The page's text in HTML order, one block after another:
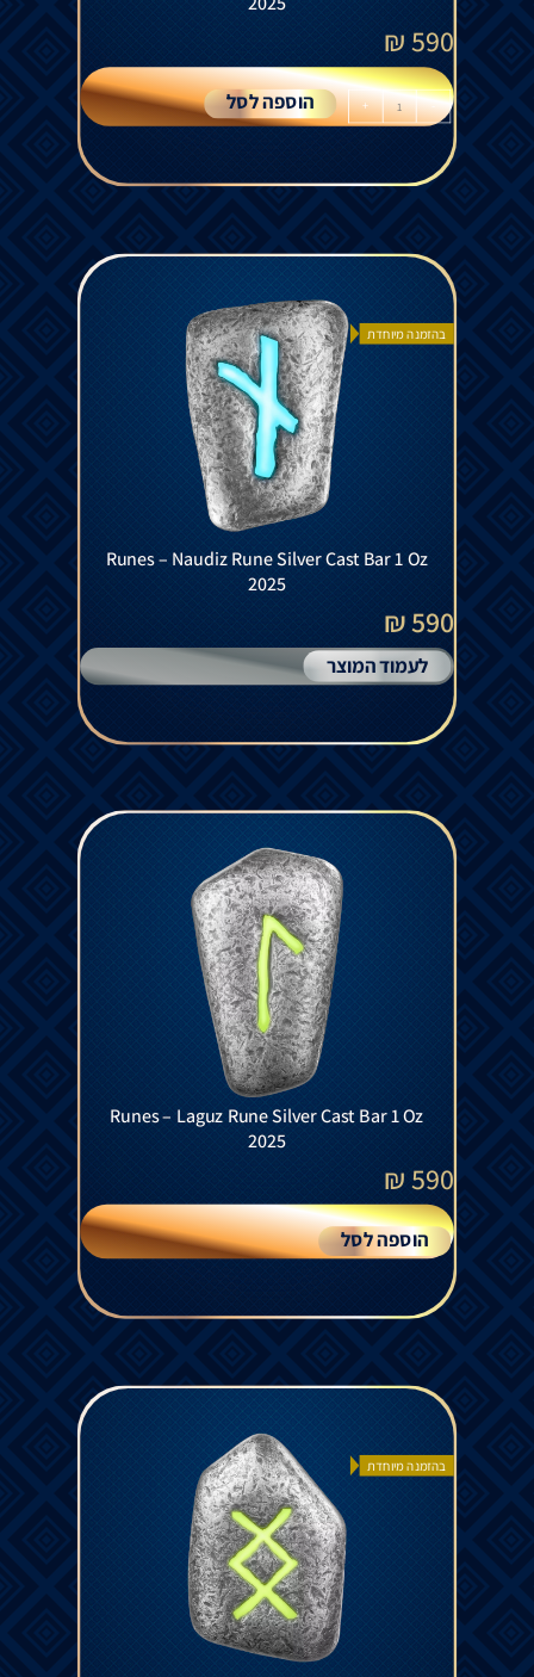
590
₪
-
+ הוספה לסל
בהזמנה מיוחדת
Runes – Naudiz Rune Silver Cast Bar 1 Oz
2025
590 ₪
לעמוד המוצר
Runes – Laguz Rune Silver Cast Bar 1 Oz
2025
590
₪
הוספה לסל
בהזמנה מיוחדת